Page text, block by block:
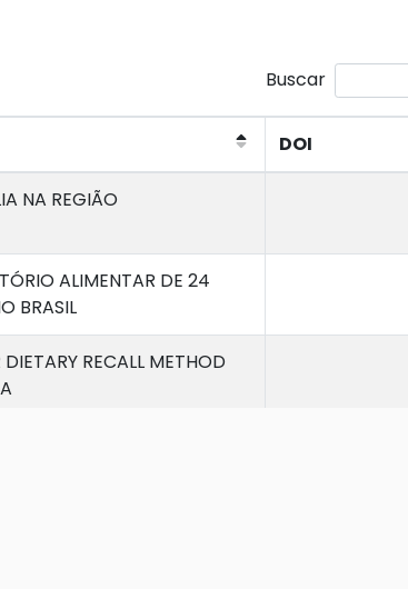
Buscar
DOI
NA REGIÃO
ALIMENTAR DE 24
BRASIL
RECALL METHOD